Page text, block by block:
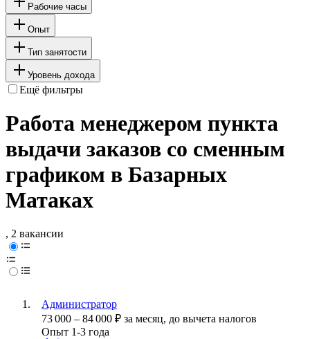
Рабочие часы
Опыт
Тип занятости
Уровень дохода
Ещё фильтры
Работа менеджером пункта
выдачи заказов со сменным
графиком в Базарных
Матаках
, 2 вакансии
Администратор
73 000 – 84 000 ₽ за месяц, до вычета налогов
Опыт 1-3 года